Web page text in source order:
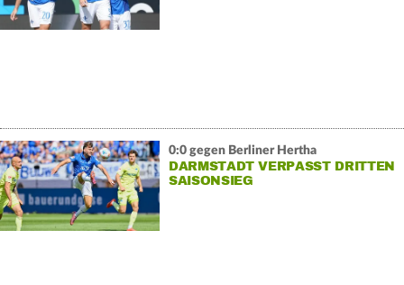
0:0 gegen Berliner Hertha
DARMSTADT VERPASST DRITTEN
SAISONSIEG